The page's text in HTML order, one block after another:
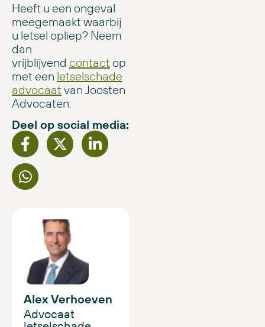
Heeft u een ongeval
meegemaakt waarbij
u letsel opliep? Neem
dan
vrijblijvend contact op
met een letselschade
advocaat van Joosten
Advocaten.
Deel op social media:
Alex Verhoeven
Advocaat